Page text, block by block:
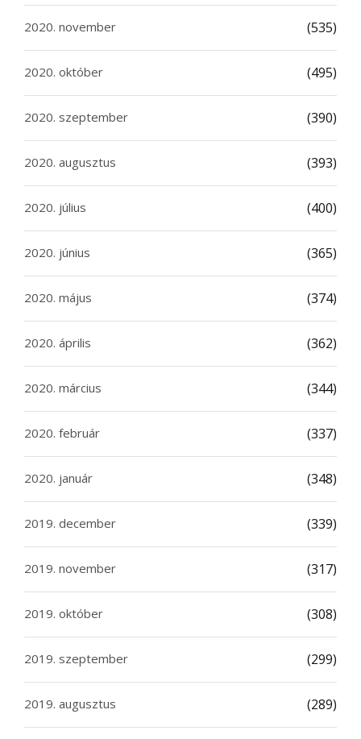
2020. november (535)
2020. október (495)
2020. szeptember (390)
2020. augusztus (393)
2020. július (400)
2020. június (365)
2020. május (374)
2020. április (362)
2020. március (344)
2020. február (337)
2020. január (348)
2019. december (339)
2019. november (317)
2019. október (308)
2019. szeptember (299)
2019. augusztus (289)